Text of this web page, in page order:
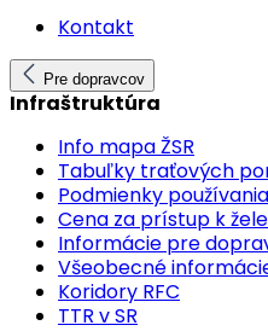
Kontakt
Pre dopravcov
Infraštruktúra
Info mapa ŽSR
Tabuľky traťových
Podmienky
Cena za prístup k
Informácie pre
Všeobecné
Koridory RFC
TTR v SR